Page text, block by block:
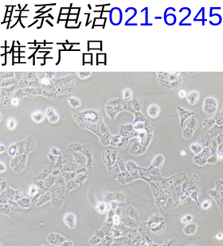
联系电话021-
推荐产品